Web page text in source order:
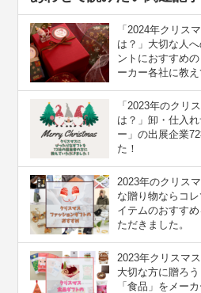
「2024年クリス
は？」大切な人
ントにおすすめ
ーカー各社に教え
「2023年のクリ
は？」卸・仕入
ー」の出展企業
た！
2023年のクリス
な贈り物ならコ
イテムのおすす
ただきました。
2023年クリスマ
大切な方に贈ろ
「食品」をメー